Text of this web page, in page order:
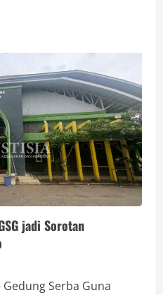
jadi Sorotan
Serba Guna